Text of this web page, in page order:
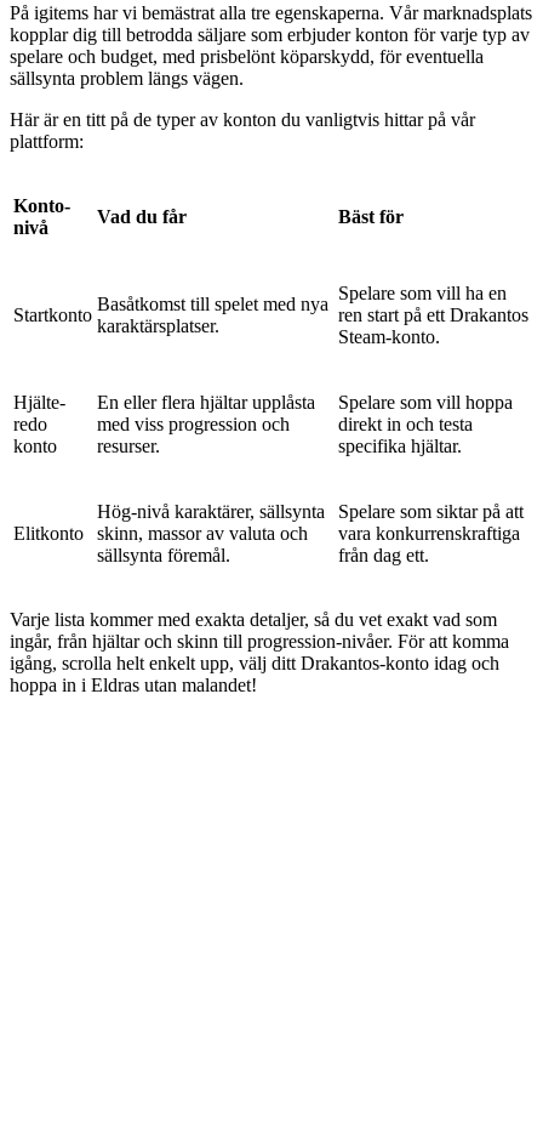
På igitems har vi bemästrat alla tre egenskaperna. Vår marknadsplats
kopplar dig till betrodda säljare som erbjuder konton för varje typ av
spelare och budget, med prisbelönt köparskydd, för eventuella
sällsynta problem längs vägen.
Här är en titt på de typer av konton du vanligtvis hittar på vår
plattform:
Konto-
nivå
Vad du får Bäst för
Startkonto
Basåtkomst till spelet med nya
karaktärsplatser.
Spelare som vill ha en
ren start på ett Drakantos
Steam-konto.
Hjälte-
redo
konto
En eller flera hjältar upplåsta
med viss progression och
resurser.
Spelare som vill hoppa
direkt in och testa
specifika hjältar.
Elitkonto
Hög-nivå karaktärer, sällsynta
skinn, massor av valuta och
sällsynta föremål.
Spelare som siktar på att
vara konkurrenskraftiga
från dag ett.
Varje lista kommer med exakta detaljer, så du vet exakt vad som
ingår, från hjältar och skinn till progression-nivåer. För att komma
igång, scrolla helt enkelt upp, välj ditt Drakantos-konto idag och
hoppa in i Eldras utan malandet!